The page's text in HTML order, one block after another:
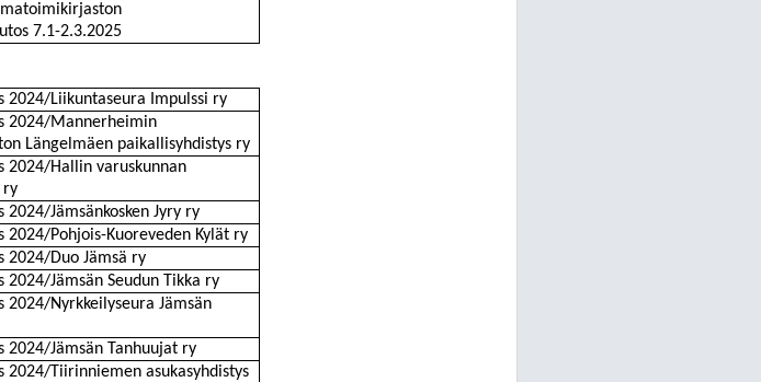
7.1-2.3.2025
2024/Liikuntaseura Impulssi ry
2024/Mannerheimin
Längelmäen paikallisyhdistys ry
2024/Hallin varuskunnan
ry
2024/Jämsänkosken Jyry ry
2024/Pohjois-Kuoreveden Kylät ry
2024/Duo Jämsä ry
2024/Jämsän Seudun Tikka ry
2024/Nyrkkeilyseura Jämsän
2024/Jämsän Tanhuujat ry
2024/Tiirinniemen asukasyhdistys